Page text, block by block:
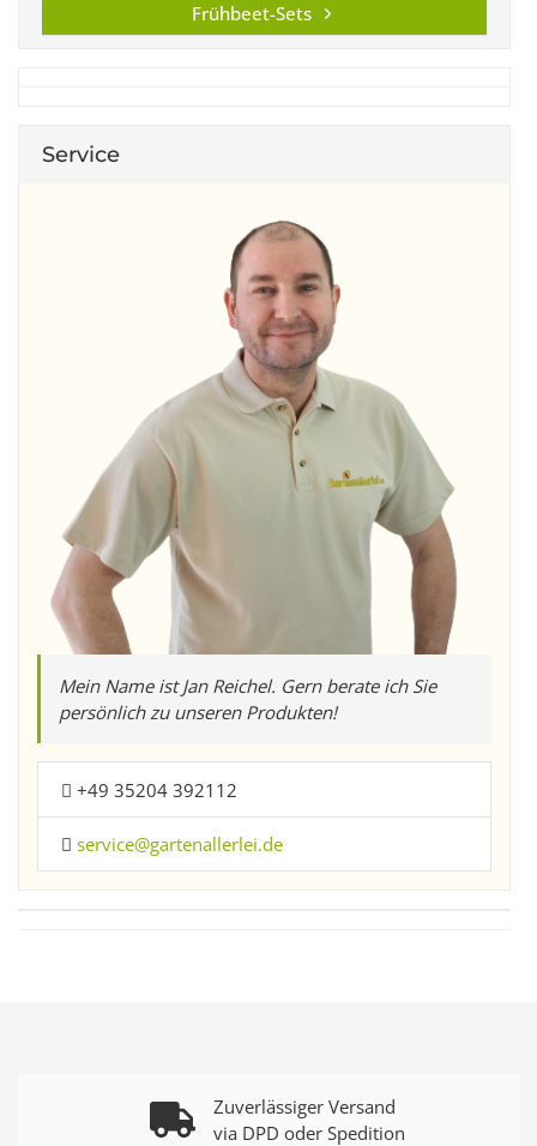
Frühbeet-Sets
Service
Mein Name ist Jan Reichel. Gern berate ich Sie
persönlich zu unseren Produkten!
+49 35204 392112
service@gartenallerlei.de
Zuverlässiger Versand
via DPD oder Spedition